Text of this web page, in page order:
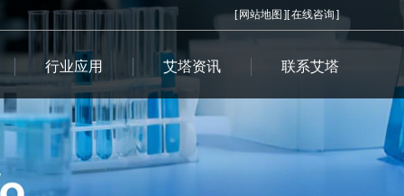
[网站地图 ][在线咨询]
行业应用 艾塔资讯 联系艾塔